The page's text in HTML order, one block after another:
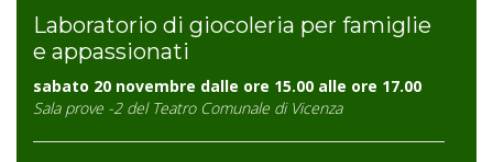
Laboratorio di giocoleria per famiglie
e appassionati
sabato 20 novembre dalle ore 15.00 alle ore 17.00
Sala prove -2 del Teatro Comunale di Vicenza